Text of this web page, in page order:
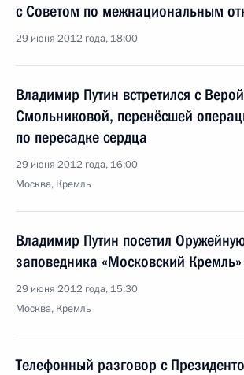
с Советом по межнациональным
29 июня 2012 года, 18:00
Владимир Путин встретился с Верой
Смольниковой, перенёсшей
по пересадке сердца
29 июня 2012 года, 16:00
Москва, Кремль
Владимир Путин посетил
заповедника «Московский Кремль»
29 июня 2012 года, 15:30
Москва, Кремль
Телефонный разговор с